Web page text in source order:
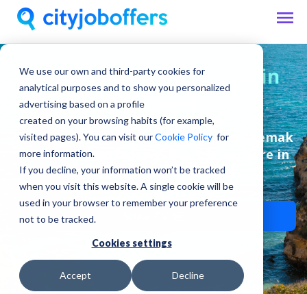
We use our own and third-party cookies for
analytical purposes and to show you personalized
advertising based on a profile
created on your browsing habits (for example,
visited pages). You can visit ourCookie Policy for
more information.
If you decline, your information won’t be tracked
when you visit this website. A single cookie will be
used in your browser to remember your preference
not to be tracked.
Cookies settings
Accept Decline
Nederlandse Vacatures in
Portugal
Vind banen in je eigen taal, met het gemak
van hulp bij verhuizing. Start je carrière in
Lissabon, Porto en meer!